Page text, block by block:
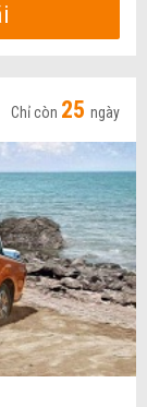
Chỉ còn 25 ngày